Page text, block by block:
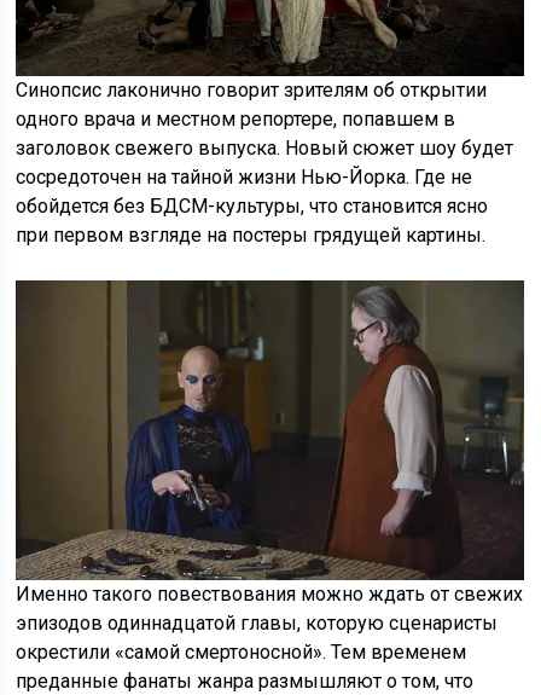
Синопсис лаконично говорит зрителям об открытии
одного врача и местном репортере, попавшем в
заголовок свежего выпуска. Новый сюжет шоу будет
сосредоточен на тайной жизни Нью-Йорка. Где не
обойдется без БДСМ-культуры, что становится ясно
при первом взгляде на постеры грядущей картины.
Именно такого повествования можно ждать от свежих
эпизодов одиннадцатой главы, которую сценаристы
окрестили «самой смертоносной». Тем временем
преданные фанаты жанра размышляют о том, что